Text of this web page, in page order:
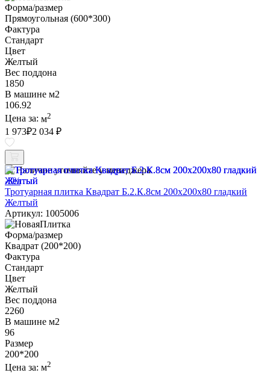
Форма/размер
Прямоугольная (600*300)
Фактура
Стандарт
Цвет
Желтый
Вес поддона
1850
В машине м2
106.92
Цена за: м2
1 973₽2 034 ₽
Наличие уточняйте у менеджера
-3%
Тротуарная плитка Квадрат Б.2.К.8см 200х200х80 гладкий
Желтый
Артикул: 1005006
Форма/размер
Квадрат (200*200)
Фактура
Стандарт
Цвет
Желтый
Вес поддона
2260
В машине м2
96
Размер
200*200
Цена за: м2